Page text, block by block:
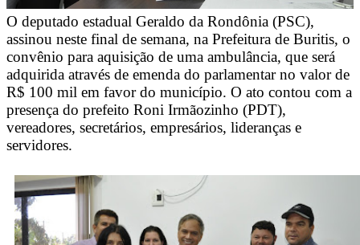
O deputado estadual Geraldo da Rondônia (PSC),
assinou neste final de semana, na Prefeitura de Buritis, o
convênio para aquisição de uma ambulância, que será
adquirida através de emenda do parlamentar no valor de
R$ 100 mil em favor do município. O ato contou com a
presença do prefeito Roni Irmãozinho (PDT),
vereadores, secretários, empresários, lideranças e
servidores.